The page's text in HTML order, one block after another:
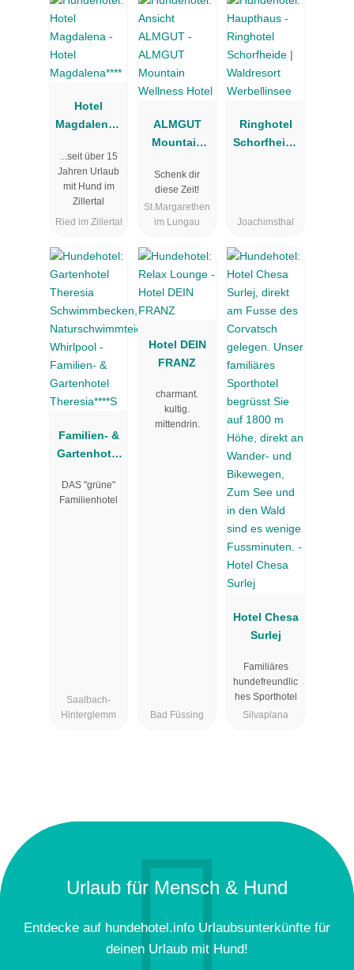
Hotel
Magdalena**
...seit über 15
Jahren Urlaub
mit Hund im
Zillertal
Ried im Zillertal
ALMGUT
Mountain
Hotel
Schenk dir
diese Zeit!
St.Margarethen
im Lungau
Ringhotel
Schorfheide
Joachimsthal
Familien- &
Gartenhotel
DAS "grüne"
Familienhotel
Saalbach-
Hinterglemm
Hotel DEIN
FRANZ
charmant.
kultig.
mittendrin.
Bad Füssing
Hotel Chesa
Surlej
Familiäres
hundefreundlic
hes Sporthotel
Silvaplana
Urlaub für Mensch & Hund
Entdecke auf hundehotel.info Urlaubsunterkünfte für
deinen Urlaub mit Hund!